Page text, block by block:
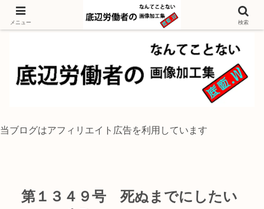
独身底辺おじさんが風景写真をイラスト風に加工するブログ
当ブログはアフィリエイト広告を利用しています
第１３４９号 死ぬまでにしたい
メニュー 検索